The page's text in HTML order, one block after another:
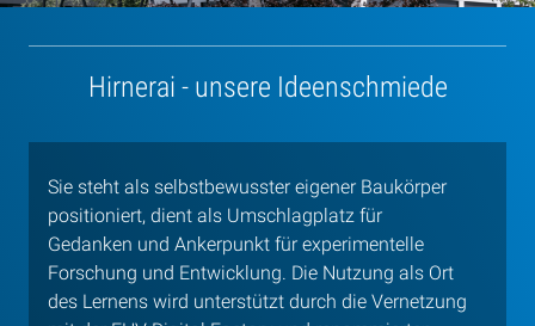
Hirnerai - unsere Ideenschmiede
Sie steht als selbstbewusster eigener Baukörper
positioniert, dient als Umschlagplatz für
Gedanken und Ankerpunkt für experimentelle
Forschung und Entwicklung. Die Nutzung als Ort
des Lernens wird unterstützt durch die Vernetzung